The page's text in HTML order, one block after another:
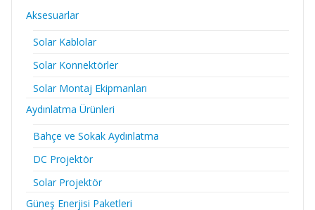
Aksesuarlar
Solar Kablolar
Solar Konnektörler
Solar Montaj Ekipmanları
Aydınlatma Ürünleri
Bahçe ve Sokak Aydınlatma
DC Projektör
Solar Projektör
Güneş Enerjisi Paketleri